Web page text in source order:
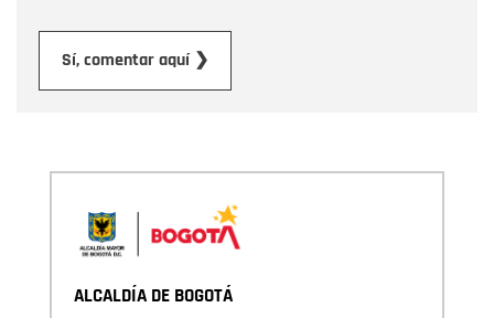
Sí, comentar aquí ❯
ALCALDÍA DE BOGOTÁ